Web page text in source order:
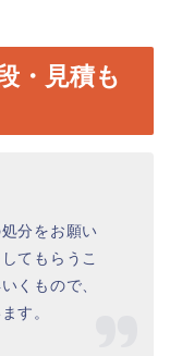
・見積も
分をお願い
てもらうこ
くもので、
す。